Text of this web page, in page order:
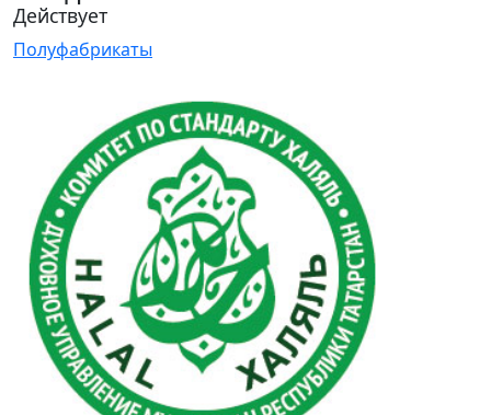
Действует
Полуфабрикаты